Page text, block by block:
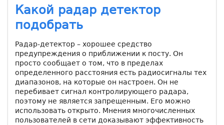
Какой радар детектор
подобрать
Радар-детектор – хорошее средство
предупреждения о приближении к посту. Он
просто сообщает о том, что в пределах
определенного расстояния есть радиосигналы тех
диапазонов, на которые он настроен. Он не
перебивает сигнал контролирующего радара,
поэтому не является запрещенным. Его можно
использовать открыто. Мнения многочисленных
пользователей в сети доказывают эффективность